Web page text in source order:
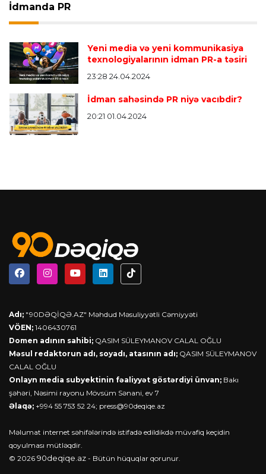
İdmanda PR
Yeni media və yeni kommunikasiya
texnologiyalarının idman PR-a təsiri
23:28 24.04.2024
İdman sahəsində PR niyə vacıbdir?
20:21 01.04.2024
Adı; "90DƏQİQƏ.AZ" Məhdud Məsuliyyətli Cəmiyyəti
VÖEN; 1406430761
Domen adının sahibi; QASIM SÜLEYMANOV CALAL OĞLU
Məsul redaktorun adı, soyadı, atasının adı; QASIM SÜLEYMANOV
CALAL OĞLU
Onlayn media subyektinin fəaliyyət göstərdiyi ünvan; Bakı
şəhəri, Nəsimi rayonu Mövsüm Sənani, ev 7
Əlaqə; +994 55 753 52 24; press@90deqiqe.az
Məlumat internet səhifələrində istifadə edildikdə müvafiq keçidin
qoyulması mütləqdir.
© 2026 90deqiqe.az - Bütün hüquqlar qorunur.